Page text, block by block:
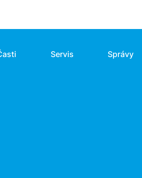
Servis Správy